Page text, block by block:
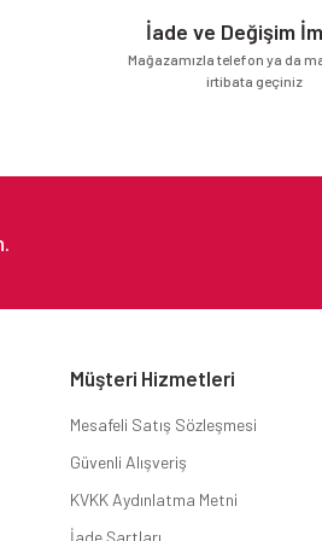
İade ve Değişim
Mağazamızla telefon ya da
irtibata geçiniz
Müşteri Hizmetleri
Mesafeli Satış Sözleşmesi
Güvenli Alışveriş
KVKK Aydınlatma Metni
İade Şartları